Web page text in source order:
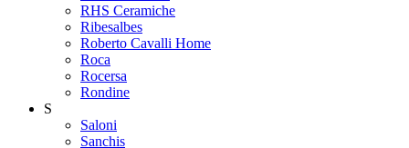
RHS Ceramiche
Ribesalbes
Roberto Cavalli Home
Roca
Rocersa
Rondine
S
Saloni
Sanchis